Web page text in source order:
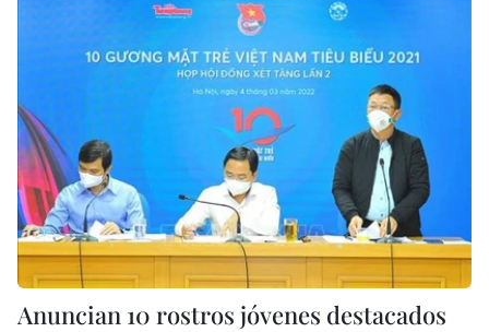
Anuncian 10 rostros jóvenes destacados